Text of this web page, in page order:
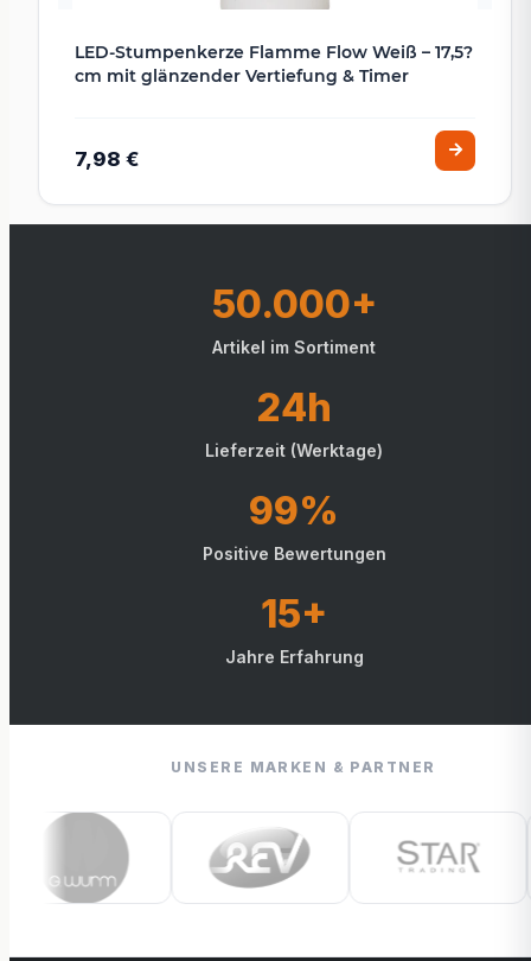
LED-Stumpenkerze Flamme Flow Weiß – 17,5?
cm mit glänzender Vertiefung & Timer
7,98 €
50.000+
Artikel im Sortiment
24h
Lieferzeit (Werktage)
99%
Positive Bewertungen
15+
Jahre Erfahrung
UNSERE MARKEN & PARTNER